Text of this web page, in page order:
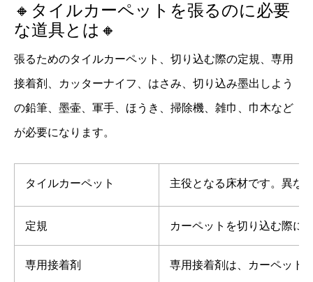
🔸タイルカーペットを張るのに必要
な道具とは🔸
張るためのタイルカーペット、切り込む際の定規、専用
接着剤、カッターナイフ、はさみ、切り込み墨出しよう
の鉛筆、墨壷、軍手、ほうき、掃除機、雑巾、巾木など
が必要になります。
タイルカーペット 主役となる床材です。異な
定規 カーペットを切り込む際に
専用接着剤 専用接着剤は、カーペット